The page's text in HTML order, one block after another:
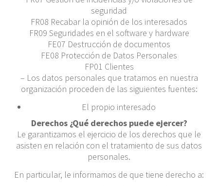
seguridad
FR08 Recabar la opinión de los interesados
FR09 Seguridades en el software y hardware
FE07 Destrucción de documentos
FE08 Protección de Datos Personales
FP01 Clientes
– Los datos personales que tratamos en nuestra
organización proceden de las siguientes fuentes:
El propio interesado
Derechos ¿Qué derechos puede ejercer?
Le garantizamos el ejercicio de los derechos que le
asisten en relación con el tratamiento de sus datos
personales.
En particular, le informamos de que tiene derecho a: